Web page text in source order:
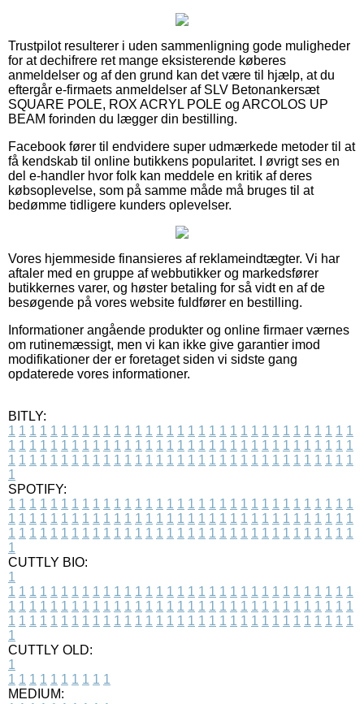
Trustpilot resulterer i uden sammenligning gode muligheder
for at dechifrere ret mange eksisterende køberes
anmeldelser og af den grund kan det være til hjælp, at du
eftergår e-firmaets anmeldelser af SLV Betonankersæt
SQUARE POLE, ROX ACRYL POLE og ARCOLOS UP
BEAM forinden du lægger din bestilling.
Facebook fører til endvidere super udmærkede metoder til at
få kendskab til online butikkens popularitet. I øvrigt ses en
del e-handler hvor folk kan meddele en kritik af deres
købsoplevelse, som på samme måde må bruges til at
bedømme tidligere kunders oplevelser.
Vores hjemmeside finansieres af reklameindtægter. Vi har
aftaler med en gruppe af webbutikker og markedsfører
butikkernes varer, og høster betaling for så vidt en af de
besøgende på vores website fuldfører en bestilling.
Informationer angående produkter og online firmaer værnes
om rutinemæssigt, men vi kan ikke give garantier imod
modifikationer der er foretaget siden vi sidste gang
opdaterede vores informationer.
BITLY:
1 1 1 1 1 1 1 1 1 1 1 1 1 1 1 1 1 1 1 1 1 1 1 1 1 1 1 1 1 1 1 1 1
1 1 1 1 1 1 1 1 1 1 1 1 1 1 1 1 1 1 1 1 1 1 1 1 1 1 1 1 1 1 1 1 1
1 1 1 1 1 1 1 1 1 1 1 1 1 1 1 1 1 1 1 1 1 1 1 1 1 1 1 1 1 1 1 1 1
1
SPOTIFY:
1 1 1 1 1 1 1 1 1 1 1 1 1 1 1 1 1 1 1 1 1 1 1 1 1 1 1 1 1 1 1 1 1
1 1 1 1 1 1 1 1 1 1 1 1 1 1 1 1 1 1 1 1 1 1 1 1 1 1 1 1 1 1 1 1 1
1 1 1 1 1 1 1 1 1 1 1 1 1 1 1 1 1 1 1 1 1 1 1 1 1 1 1 1 1 1 1 1 1
1
CUTTLY BIO:
1
1 1 1 1 1 1 1 1 1 1 1 1 1 1 1 1 1 1 1 1 1 1 1 1 1 1 1 1 1 1 1 1 1
1 1 1 1 1 1 1 1 1 1 1 1 1 1 1 1 1 1 1 1 1 1 1 1 1 1 1 1 1 1 1 1 1
1 1 1 1 1 1 1 1 1 1 1 1 1 1 1 1 1 1 1 1 1 1 1 1 1 1 1 1 1 1 1 1 1
1
CUTTLY OLD:
1
1 1 1 1 1 1 1 1 1 1
MEDIUM: